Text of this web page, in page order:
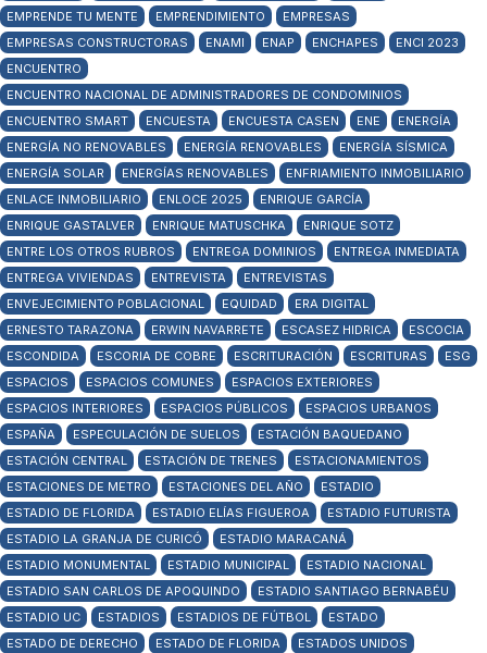
EMPRENDE TU MENTE
EMPRENDIMIENTO
EMPRESAS
EMPRESAS CONSTRUCTORAS
ENAMI ENAP ENCHAPES
ENCI 2023
ENCUENTRO
ENCUENTRO NACIONAL DE ADMINISTRADORES DE CONDOMINIOS
ENCUENTRO SMART
ENCUESTA ENCUESTA CASEN ENE
ENERGÍA
ENERGÍA NO RENOVABLES
ENERGÍA RENOVABLES
ENERGÍA SÍSMICA
ENERGÍA SOLAR
ENERGÍAS RENOVABLES
ENFRIAMIENTO INMOBILIARIO
ENLACE INMOBILIARIO
ENLOCE 2025
ENRIQUE GARCÍA
ENRIQUE GASTALVER
ENRIQUE MATUSCHKA
ENRIQUE SOTZ
ENTRE LOS OTROS RUBROS
ENTREGA DOMINIOS
ENTREGA INMEDIATA
ENTREGA VIVIENDAS
ENTREVISTA
ENTREVISTAS
ENVEJECIMIENTO POBLACIONAL
EQUIDAD
ERA DIGITAL
ERNESTO TARAZONA
ERWIN NAVARRETE ESCASEZ HIDRICA
ESCOCIA
ESCONDIDA
ESCORIA DE COBRE ESCRITURACIÓN ESCRITURAS
ESG
ESPACIOS
ESPACIOS COMUNES
ESPACIOS EXTERIORES
ESPACIOS INTERIORES
ESPACIOS PÚBLICOS
ESPACIOS URBANOS
ESPAÑA
ESPECULACIÓN DE SUELOS
ESTACIÓN BAQUEDANO
ESTACIÓN CENTRAL
ESTACIÓN DE TRENES
ESTACIONAMIENTOS
ESTACIONES DE METRO
ESTACIONES DEL AÑO
ESTADIO
ESTADIO DE FLORIDA
ESTADIO ELÍAS FIGUEROA
ESTADIO FUTURISTA
ESTADIO LA GRANJA DE CURICÓ
ESTADIO MARACANÁ
ESTADIO MONUMENTAL
ESTADIO MUNICIPAL
ESTADIO NACIONAL
ESTADIO SAN CARLOS DE APOQUINDO
ESTADIO SANTIAGO BERNABÉU
ESTADIO UC
ESTADIOS ESTADIOS DE FÚTBOL
ESTADO
ESTADO DE DERECHO
ESTADO DE FLORIDA
ESTADOS UNIDOS